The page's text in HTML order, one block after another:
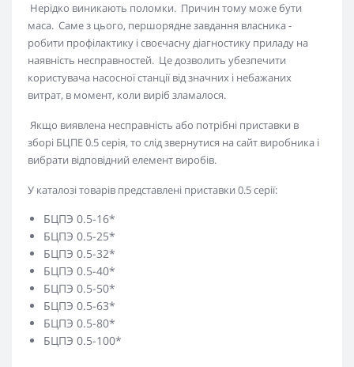
Нерідко виникають поломки. Причин тому може бути
маса. Саме з цього, першорядне завдання власника -
робити профілактику і своєчасну діагностику приладу на
наявність несправностей. Це дозволить убезпечити
користувача насосної станції від значних і небажаних
витрат, в момент, коли виріб зламалося.
Якщо виявлена ​​несправність або потрібні приставки в
зборі БЦПЕ 0.5 серія, то слід звернутися на сайт виробника і
вибрати відповідний елемент виробів.
У каталозі товарів представлені приставки 0.5 серії:
БЦПЭ 0.5-16*
БЦПЭ 0.5-25*
БЦПЭ 0.5-32*
БЦПЭ 0.5-40*
БЦПЭ 0.5-50*
БЦПЭ 0.5-63*
БЦПЭ 0.5-80*
БЦПЭ 0.5-100*